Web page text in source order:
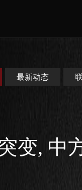
最新动态
变, 中